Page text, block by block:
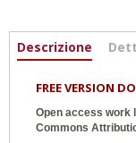
Descrizione (scheda
FREE VERSION
Open access work
Commons